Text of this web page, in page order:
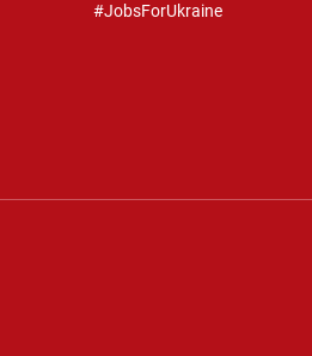
#JobsForUkraine